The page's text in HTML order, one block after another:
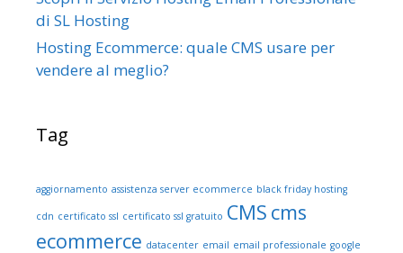
di SL Hosting
Hosting Ecommerce: quale CMS usare per
vendere al meglio?
Tag
aggiornamento assistenza server ecommerce black friday hosting
cdn certificato ssl certificato ssl gratuito CMS cms
ecommerce datacenter email email professionale google